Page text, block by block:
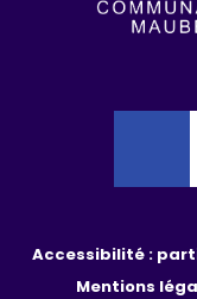
Accessibilité :
Mentions